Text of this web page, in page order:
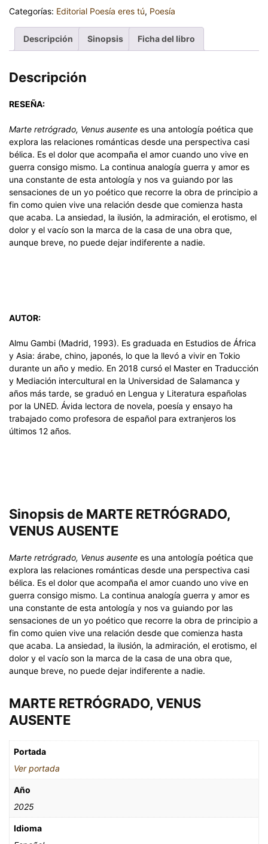
Categorías: Editorial Poesía eres tú, Poesía
Descripción Sinopsis Ficha del libro
Descripción
RESEÑA:
Marte retrógrado, Venus ausente es una antología poética que
explora las relaciones románticas desde una perspectiva casi
bélica. Es el dolor que acompaña el amor cuando uno vive en
guerra consigo mismo. La continua analogía guerra y amor es
una constante de esta antología y nos va guiando por las
sensaciones de un yo poético que recorre la obra de principio a
fin como quien vive una relación desde que comienza hasta
que acaba. La ansiedad, la ilusión, la admiración, el erotismo, el
dolor y el vacío son la marca de la casa de una obra que,
aunque breve, no puede dejar indiferente a nadie.
AUTOR:
Almu Gambi (Madrid, 1993). Es graduada en Estudios de África
y Asia: árabe, chino, japonés, lo que la llevó a vivir en Tokio
durante un año y medio. En 2018 cursó el Master en Traducción
y Mediación intercultural en la Universidad de Salamanca y
años más tarde, se graduó en Lengua y Literatura españolas
por la UNED. Ávida lectora de novela, poesía y ensayo ha
trabajado como profesora de español para extranjeros los
últimos 12 años.
Sinopsis de MARTE RETRÓGRADO,
VENUS AUSENTE
Marte retrógrado, Venus ausente es una antología poética que
explora las relaciones románticas desde una perspectiva casi
bélica. Es el dolor que acompaña el amor cuando uno vive en
guerra consigo mismo. La continua analogía guerra y amor es
una constante de esta antología y nos va guiando por las
sensaciones de un yo poético que recorre la obra de principio a
fin como quien vive una relación desde que comienza hasta
que acaba. La ansiedad, la ilusión, la admiración, el erotismo, el
dolor y el vacío son la marca de la casa de una obra que,
aunque breve, no puede dejar indiferente a nadie.
MARTE RETRÓGRADO, VENUS
AUSENTE
Portada
Ver portada
Año
2025
Idioma